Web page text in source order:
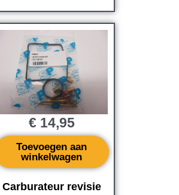
Carburateur revisie
€14,95
Toevoegen aan
winkelwagen